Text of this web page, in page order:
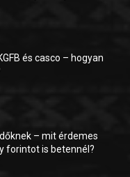
és casco – hogyan
– mit érdemes
forintot is betennél?